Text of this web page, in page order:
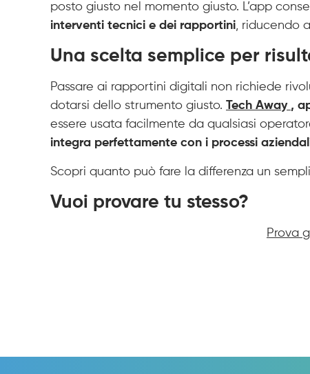
posto giusto nel momento giusto. L’app
interventi tecnici e dei rapportini, riducendo
Una scelta semplice per
Passare ai rapportini digitali non richiede
dotarsi dello strumento giusto. Tech Away ,
essere usata facilmente da qualsiasi
integra perfettamente con i processi
Scopri quanto può fare la differenza un
Vuoi provare tu stesso?
Prova